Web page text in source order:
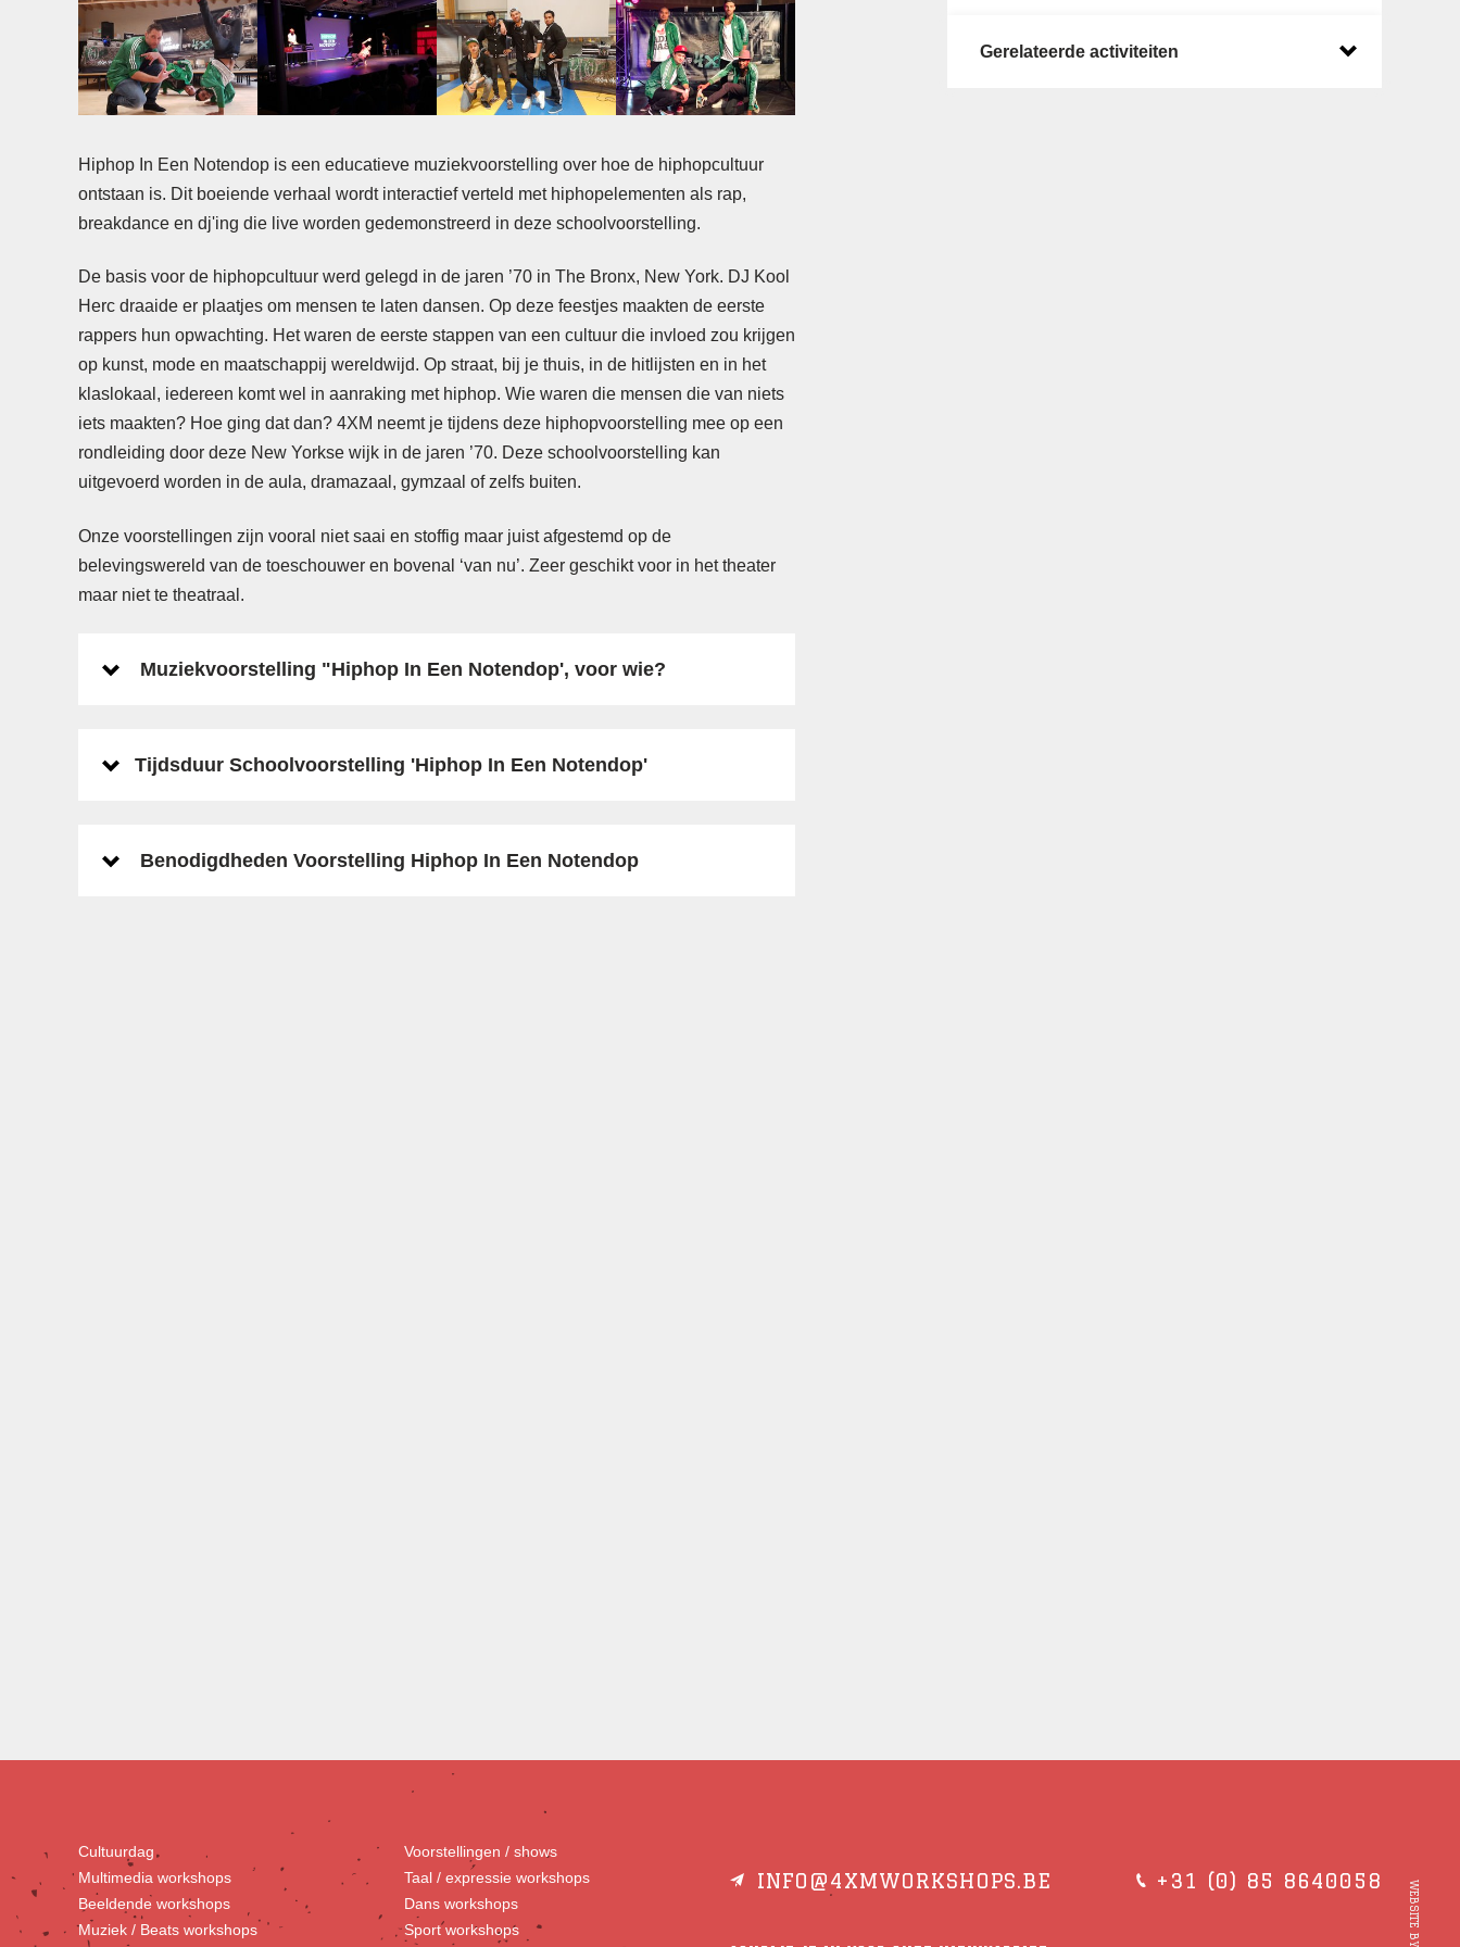
Hiphop In Een Notendop is een educatieve muziekvoorstelling over hoe de hiphopcultuur
ontstaan is. Dit boeiende verhaal wordt interactief verteld met hiphopelementen als rap,
breakdance en dj'ing die live worden gedemonstreerd in deze schoolvoorstelling.
De basis voor de hiphopcultuur werd gelegd in de jaren ’70 in The Bronx, New York. DJ Kool
Herc draaide er plaatjes om mensen te laten dansen. Op deze feestjes maakten de eerste
rappers hun opwachting. Het waren de eerste stappen van een cultuur die invloed zou krijgen
op kunst, mode en maatschappij wereldwijd. Op straat, bij je thuis, in de hitlijsten en in het
klaslokaal, iedereen komt wel in aanraking met hiphop. Wie waren die mensen die van niets
iets maakten? Hoe ging dat dan? 4XM neemt je tijdens deze hiphopvoorstelling mee op een
rondleiding door deze New Yorkse wijk in de jaren ’70. Deze schoolvoorstelling kan
uitgevoerd worden in de aula, dramazaal, gymzaal of zelfs buiten.
Onze voorstellingen zijn vooral niet saai en stoffig maar juist afgestemd op de
belevingswereld van de toeschouwer en bovenal ‘van nu’. Zeer geschikt voor in het theater
maar niet te theatraal.
Muziekvoorstelling "Hiphop In Een Notendop', voor wie?
Tijdsduur Schoolvoorstelling 'Hiphop In Een Notendop'
Benodigdheden Voorstelling Hiphop In Een Notendop
Gerelateerde activiteiten
Cultuurdag
Voorstellingen / shows
Multimedia workshops
Taal / expressie workshops
Beeldende workshops
Dans workshops
Muziek / Beats workshops
Sport workshops
INFO@4XMWORKSHOPS.BE +31 (0) 85 8640058 WEBSITE BY